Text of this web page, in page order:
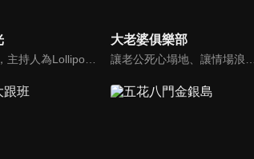
大老婆俱樂部